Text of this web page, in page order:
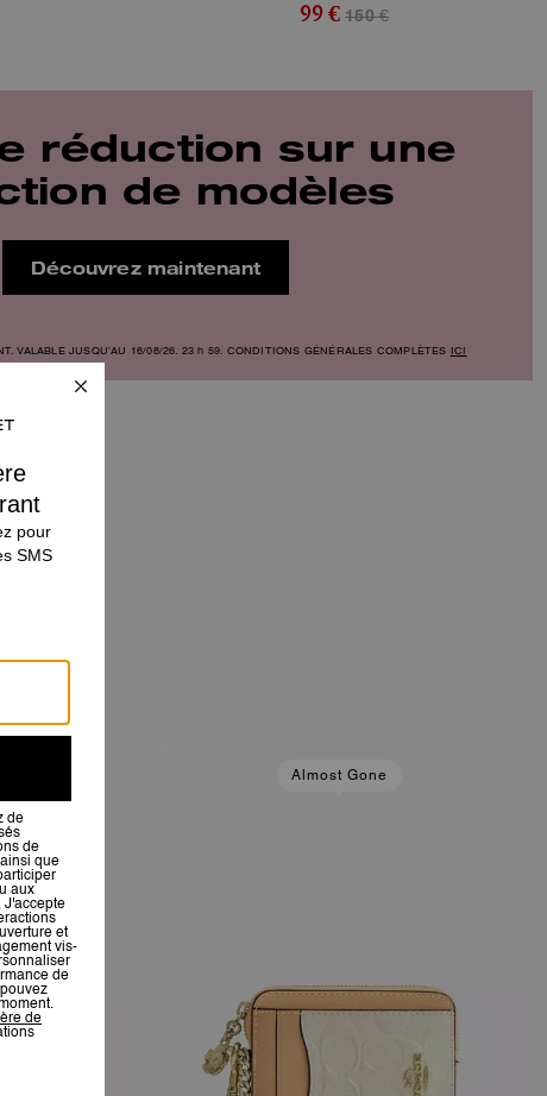
99 € 150 €
réduction sur une
de modèles
Découvrez maintenant
VALABLE JUSQU’AU 16/08/26. 23 h 59. CONDITIONS GÉNÉRALES COMPLÈTES ICI
Almost Gone